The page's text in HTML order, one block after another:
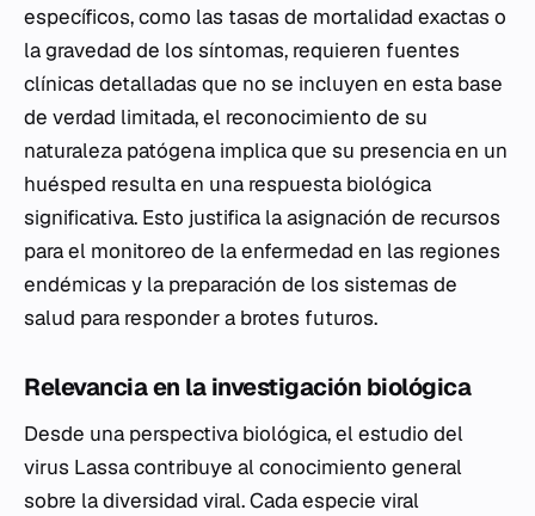
específicos, como las tasas de mortalidad exactas o
la gravedad de los síntomas, requieren fuentes
clínicas detalladas que no se incluyen en esta base
de verdad limitada, el reconocimiento de su
naturaleza patógena implica que su presencia en un
huésped resulta en una respuesta biológica
significativa. Esto justifica la asignación de recursos
para el monitoreo de la enfermedad en las regiones
endémicas y la preparación de los sistemas de
salud para responder a brotes futuros.
Relevancia en la investigación biológica
Desde una perspectiva biológica, el estudio del
virus Lassa contribuye al conocimiento general
sobre la diversidad viral. Cada especie viral